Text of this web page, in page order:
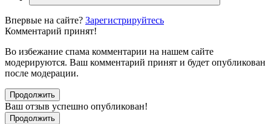
Впервые на сайте? Зарегистрируйтесь
Комментарий принят!
Во избежание спама комментарии на нашем сайте
модерируются. Ваш комментарий принят и будет опубликован
после модерации.
Продолжить
Ваш отзыв успешно опубликован!
Продолжить